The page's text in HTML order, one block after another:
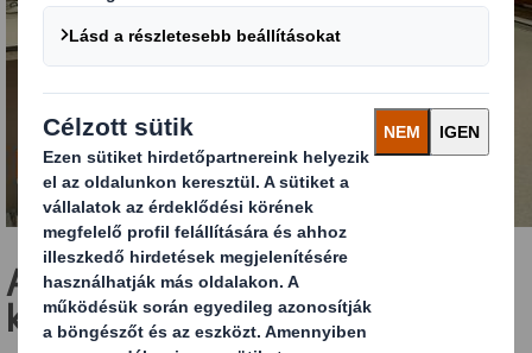
Alternatív rost alapanyagok
kutatása